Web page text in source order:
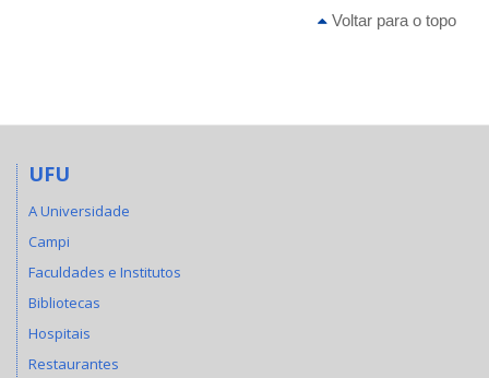
Voltar para o topo
UFU
A Universidade
Campi
Faculdades e Institutos
Bibliotecas
Hospitais
Restaurantes